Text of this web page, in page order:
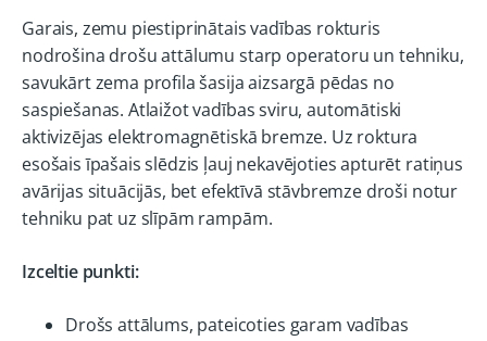
Garais, zemu piestiprinātais vadības rokturis
nodrošina drošu attālumu starp operatoru un tehniku,
savukārt zema profila šasija aizsargā pēdas no
saspiešanas. Atlaižot vadības sviru, automātiski
aktivizējas elektromagnētiskā bremze. Uz roktura
esošais īpašais slēdzis ļauj nekavējoties apturēt ratiņus
avārijas situācijās, bet efektīvā stāvbremze droši notur
tehniku pat uz slīpām rampām.
Izceltie punkti:
Drošs attālums, pateicoties garam vadības